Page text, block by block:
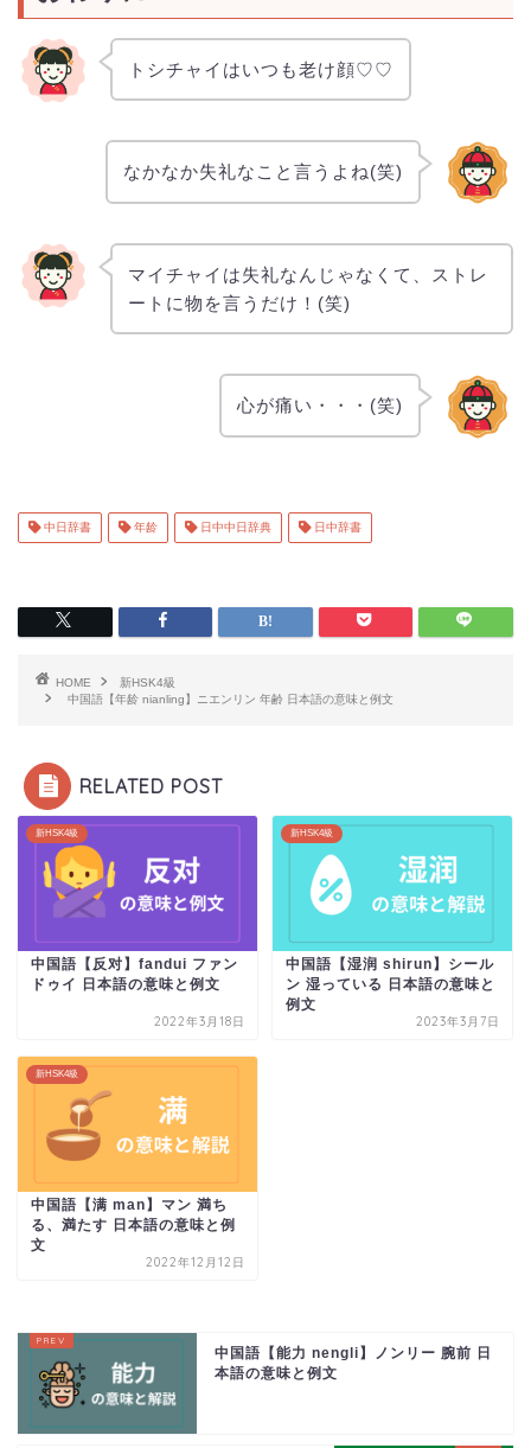
トシチャイはいつも老け顔♡♡
なかなか失礼なこと言うよね(笑)
マイチャイは失礼なんじゃなくて、ストレ
ートに物を言うだけ！(笑)
心が痛い・・・(笑)
中日辞書 年龄 日中中日辞典 日中辞書
HOME
新HSK4級
中国語【年龄 nianling】ニエンリン 年齢 日本語の意味と例文
RELATED POST
新HSK4級
中国語【反对】fandui ファン
ドゥイ 日本語の意味と例文
2022年3月18日
新HSK4級
中国語【湿润 shirun】シール
ン 湿っている 日本語の意味と
例文
2023年3月7日
新HSK4級
中国語【满 man】マン 満ち
る、満たす 日本語の意味と例
文
2022年12月12日
中国語【能力 nengli】ノンリー 腕前 日
本語の意味と例文